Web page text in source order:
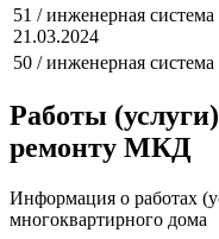
51 / инженерная
21.03.2024
50 / инженерная
Работы
ремонту МКД
Информация о работах
многоквартирного дома